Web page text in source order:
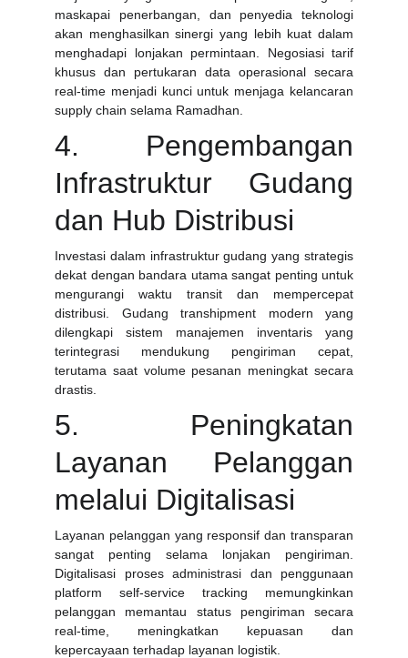
maskapai penerbangan, dan penyedia teknologi
akan menghasilkan sinergi yang lebih kuat dalam
menghadapi lonjakan permintaan. Negosiasi tarif
khusus dan pertukaran data operasional secara
real-time menjadi kunci untuk menjaga kelancaran
supply chain selama Ramadhan.
4. Pengembangan
Infrastruktur Gudang
dan Hub Distribusi
Investasi dalam infrastruktur gudang yang strategis
dekat dengan bandara utama sangat penting untuk
mengurangi waktu transit dan mempercepat
distribusi. Gudang transhipment modern yang
dilengkapi sistem manajemen inventaris yang
terintegrasi mendukung pengiriman cepat,
terutama saat volume pesanan meningkat secara
drastis.
5. Peningkatan
Layanan Pelanggan
melalui Digitalisasi
Layanan pelanggan yang responsif dan transparan
sangat penting selama lonjakan pengiriman.
Digitalisasi proses administrasi dan penggunaan
platform self-service tracking memungkinkan
pelanggan memantau status pengiriman secara
real-time, meningkatkan kepuasan dan
kepercayaan terhadap layanan logistik.